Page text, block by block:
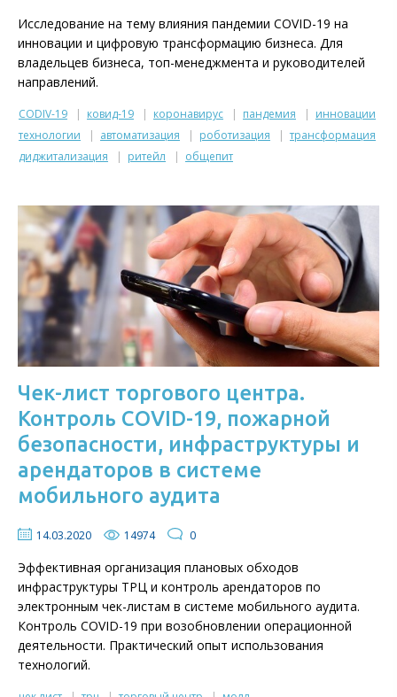
Исследование на тему влияния пандемии COVID-19 на
инновации и цифровую трансформацию бизнеса. Для
владельцев бизнеса, топ-менеджмента и руководителей
направлений.
CODIV-19 ковид-19 коронавирус пандемия
инновации
технологии
автоматизация роботизация
трансформация
диджитализация
ритейл общепит
Чек-лист торгового центра.
Контроль COVID-19, пожарной
безопасности, инфраструктуры и
арендаторов в системе
мобильного аудита
14.03.2020 14974 0
Эффективная организация плановых обходов
инфраструктуры ТРЦ и контроль арендаторов по
электронным чек-листам в системе мобильного аудита.
Контроль COVID-19 при возобновлении операционной
деятельности. Практический опыт использования
технологий.